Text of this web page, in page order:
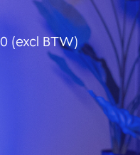
(excl BTW)